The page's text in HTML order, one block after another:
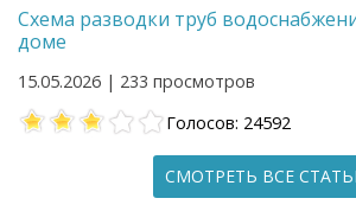
Схема разводки труб
доме
15.05.2026 | 233 просмотров
Голосов: 24592
СМОТРЕТЬ ВСЕ